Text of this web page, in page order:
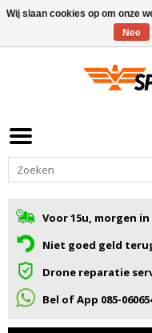
Voor 15u, morgen
Niet goed geld
Drone reparatie
Bel of App 085-
Wij slaan cookies op om onze
Nee